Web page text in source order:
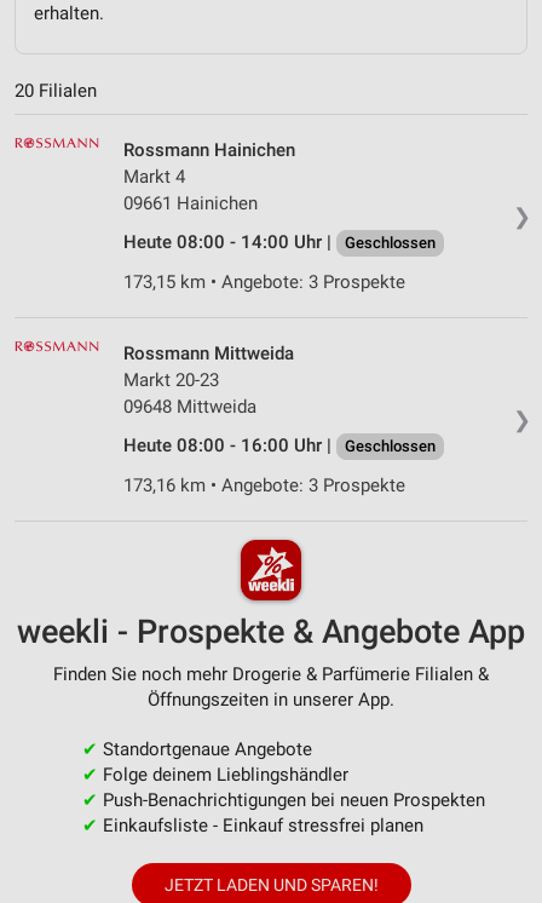
erhalten.
20 Filialen
❯
Rossmann Hainichen
Markt 4
09661 Hainichen
Heute 08:00 - 14:00 Uhr |
Geschlossen
173,15 km • Angebote: 3 Prospekte
❯
Rossmann Mittweida
Markt 20-23
09648 Mittweida
Heute 08:00 - 16:00 Uhr |
Geschlossen
173,16 km • Angebote: 3 Prospekte
weekli - Prospekte & Angebote App
Finden Sie noch mehr Drogerie & Parfümerie Filialen &
Öffnungszeiten in unserer App.
✔ Standortgenaue Angebote
✔ Folge deinem Lieblingshändler
✔ Push-Benachrichtigungen bei neuen Prospekten
✔ Einkaufsliste - Einkauf stressfrei planen
JETZT LADEN UND SPAREN!